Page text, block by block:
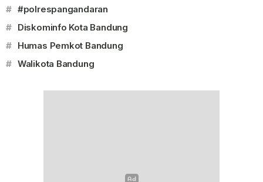
# #polrespangandaran
# Diskominfo Kota Bandung
# Humas Pemkot Bandung
# Walikota Bandung